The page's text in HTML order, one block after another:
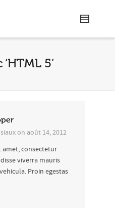
5’
on août 14, 2012
consectetur
viverra mauris
Proin egestas